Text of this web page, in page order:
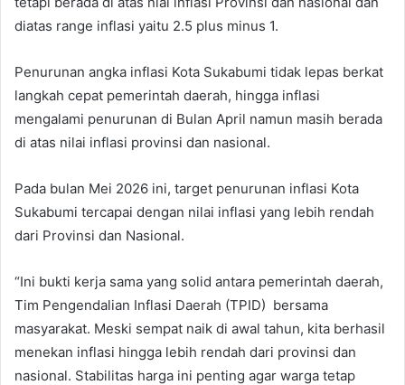
diatas range inflasi yaitu 2.5 plus minus 1.
Penurunan angka inflasi Kota Sukabumi tidak lepas berkat
langkah cepat pemerintah daerah, hingga inflasi
mengalami penurunan di Bulan April namun masih berada
di atas nilai inflasi provinsi dan nasional.
Pada bulan Mei 2026 ini, target penurunan inflasi Kota
Sukabumi tercapai dengan nilai inflasi yang lebih rendah
dari Provinsi dan Nasional.
“Ini bukti kerja sama yang solid antara pemerintah daerah,
Tim Pengendalian Inflasi Daerah (TPID) bersama
masyarakat. Meski sempat naik di awal tahun, kita berhasil
menekan inflasi hingga lebih rendah dari provinsi dan
nasional. Stabilitas harga ini penting agar warga tetap